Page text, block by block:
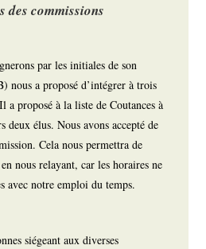
des commissions
par les initiales de son
nous a proposé d’intégrer à trois
a proposé à la liste de Coutances à
deux élus. Nous avons accepté de
Cela nous permettra de
nous relayant, car les horaires ne
avec notre emploi du temps.
siégeant aux diverses